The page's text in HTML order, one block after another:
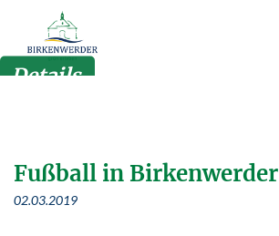
Zum Hauptinhalt springen
Details
Fußball in Birkenwerder
02.03.2019